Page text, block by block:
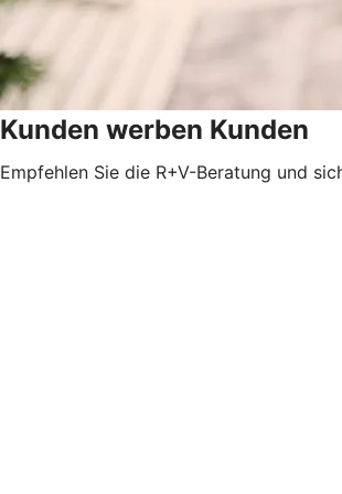
Kunden werben Kunden
Empfehlen Sie die R+V-Beratung und